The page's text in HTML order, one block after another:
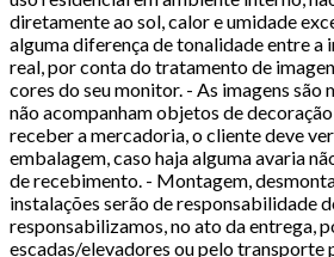
diretamente ao sol, calor e umidade
alguma diferença de tonalidade entre a
real, por conta do tratamento de
cores do seu monitor. - As imagens
não acompanham objetos de
receber a mercadoria, o cliente deve
embalagem, caso haja alguma avaria
de recebimento. - Montagem,
instalações serão de responsabilidade
responsabilizamos, no ato da entrega,
escadas/elevadores ou pelo transporte